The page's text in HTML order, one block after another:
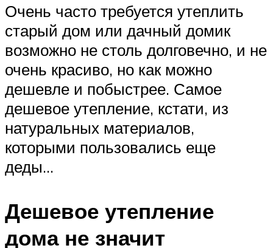
Очень часто требуется утеплить
старый дом или дачный домик
возможно не столь долговечно, и не
очень красиво, но как можно
дешевле и побыстрее. Самое
дешевое утепление, кстати, из
натуральных материалов,
которыми пользовались еще
деды…
Дешевое утепление
дома не значит